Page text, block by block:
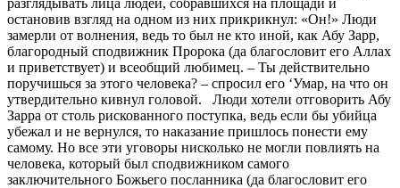
остановив взгляд на одном из них прикрикнул: «Он!» Люди
замерли от волнения, ведь то был не кто иной, как Абу Зарр,
благородный сподвижник Пророка (да благословит его Аллах
и приветствует) и всеобщий любимец. – Ты действительно
поручишься за этого человека? – спросил его ‘Умар, на что он
утвердительно кивнул головой. Люди хотели отговорить Абу
Зарра от столь рискованного поступка, ведь если бы убийца
убежал и не вернулся, то наказание пришлось понести ему
самому. Но все эти уговоры нисколько не могли повлиять на
человека, который был сподвижником самого
заключительного Божьего посланника (да благословит его